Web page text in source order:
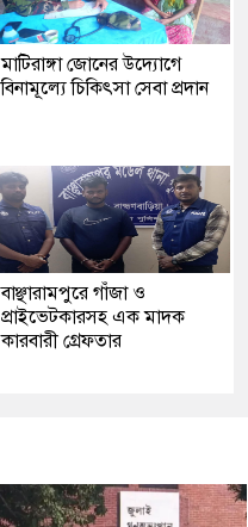
মাটিরাঙ্গা জোনের উদ্যোগে
বিনামূল্যে চিকিৎসা সেবা প্রদান
বাঞ্ছারামপুরে গাঁজা ও
প্রাইভেটকারসহ এক মাদক
কারবারী গ্রেফতার